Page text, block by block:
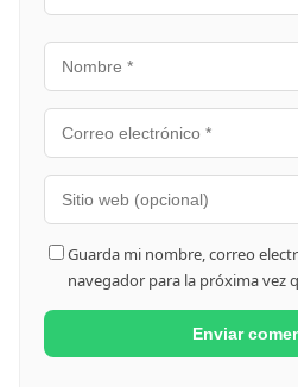
Guarda mi nombre, correo
navegador para la próxima vez